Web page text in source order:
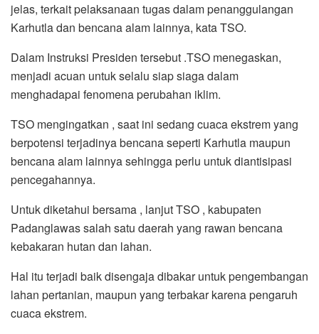
jelas, terkait pelaksanaan tugas dalam penanggulangan
Karhutla dan bencana alam lainnya, kata TSO.
Dalam Instruksi Presiden tersebut .TSO menegaskan,
menjadi acuan untuk selalu siap siaga dalam
menghadapai fenomena perubahan iklim.
TSO mengingatkan , saat ini sedang cuaca ekstrem yang
berpotensi terjadinya bencana seperti Karhutla maupun
bencana alam lainnya sehingga perlu untuk diantisipasi
pencegahannya.
Untuk diketahui bersama , lanjut TSO , kabupaten
Padanglawas salah satu daerah yang rawan bencana
kebakaran hutan dan lahan.
Hal itu terjadi baik disengaja dibakar untuk pengembangan
lahan pertanian, maupun yang terbakar karena pengaruh
cuaca ekstrem.